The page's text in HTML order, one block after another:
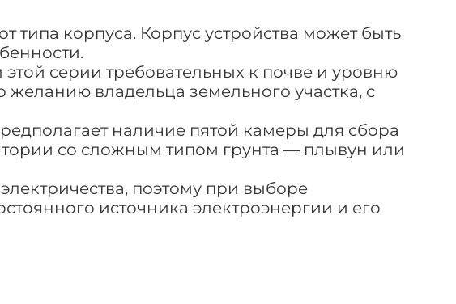
типа корпуса. Корпус устройства может быть
серии требовательных к почве и уровню
владельца земельного участка, с
наличие пятой камеры для сбора
со сложным типом грунта — плывун или
поэтому при выборе
источника электроэнергии и его